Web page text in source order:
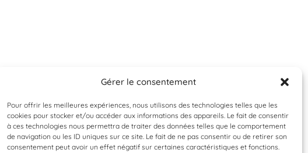
Gérer le consentement
Pour offrir les meilleures expériences, nous utilisons des technologies telles que les
cookies pour stocker et/ou accéder aux informations des appareils. Le fait de consentir
à ces technologies nous permettra de traiter des données telles que le comportement
de navigation ou les ID uniques sur ce site. Le fait de ne pas consentir ou de retirer son
consentement peut avoir un effet négatif sur certaines caractéristiques et fonctions.